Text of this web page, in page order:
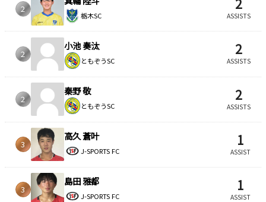
2
栃木SC
2
ASSISTS
2
小池 奏汰
ともぞうSC
2
ASSISTS
2
秦野 敬
ともぞうSC
2
ASSISTS
3
高久 蒼叶
J-SPORTS FC
1
ASSIST
3
島田 雅都
J-SPORTS FC
1
ASSIST